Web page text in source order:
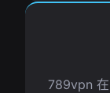
789vpn